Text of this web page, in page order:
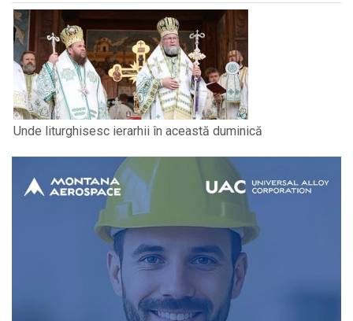
Unde liturghisesc ierarhii în această duminică